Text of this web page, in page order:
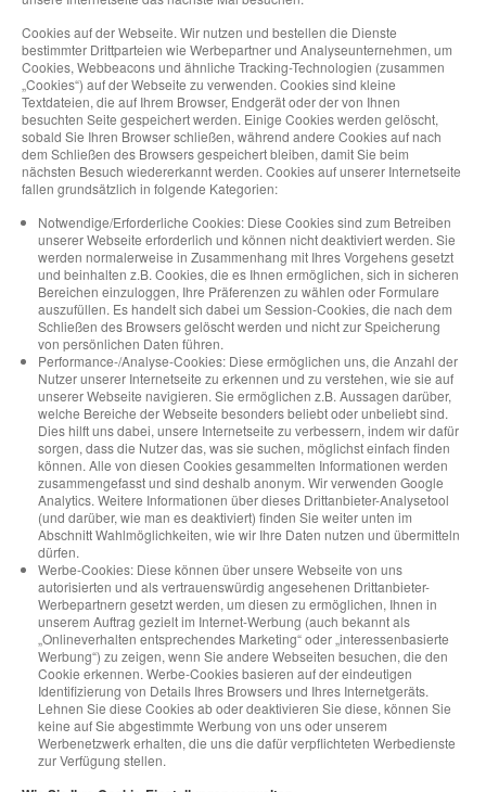
Cookies auf der Webseite. Wir nutzen und bestellen die Dienste
bestimmter Drittparteien wie Werbepartner und Analyseunternehmen, um
Cookies, Webbeacons und ähnliche Tracking-Technologien (zusammen
„Cookies“) auf der Webseite zu verwenden. Cookies sind kleine
Textdateien, die auf Ihrem Browser, Endgerät oder der von Ihnen
besuchten Seite gespeichert werden. Einige Cookies werden gelöscht,
sobald Sie Ihren Browser schließen, während andere Cookies auf nach
dem Schließen des Browsers gespeichert bleiben, damit Sie beim
nächsten Besuch wiedererkannt werden. Cookies auf unserer Internetseite
fallen grundsätzlich in folgende Kategorien:
Notwendige/Erforderliche Cookies: Diese Cookies sind zum Betreiben
unserer Webseite erforderlich und können nicht deaktiviert werden. Sie
werden normalerweise in Zusammenhang mit Ihres Vorgehens gesetzt
und beinhalten z.B. Cookies, die es Ihnen ermöglichen, sich in sicheren
Bereichen einzuloggen, Ihre Präferenzen zu wählen oder Formulare
auszufüllen. Es handelt sich dabei um Session-Cookies, die nach dem
Schließen des Browsers gelöscht werden und nicht zur Speicherung
von persönlichen Daten führen.
Performance-/Analyse-Cookies: Diese ermöglichen uns, die Anzahl der
Nutzer unserer Internetseite zu erkennen und zu verstehen, wie sie auf
unserer Webseite navigieren. Sie ermöglichen z.B. Aussagen darüber,
welche Bereiche der Webseite besonders beliebt oder unbeliebt sind.
Dies hilft uns dabei, unsere Internetseite zu verbessern, indem wir dafür
sorgen, dass die Nutzer das, was sie suchen, möglichst einfach finden
können. Alle von diesen Cookies gesammelten Informationen werden
zusammengefasst und sind deshalb anonym. Wir verwenden Google
Analytics. Weitere Informationen über dieses Drittanbieter-Analysetool
(und darüber, wie man es deaktiviert) finden Sie weiter unten im
Abschnitt Wahlmöglichkeiten, wie wir Ihre Daten nutzen und übermitteln
dürfen.
Werbe-Cookies: Diese können über unsere Webseite von uns
autorisierten und als vertrauenswürdig angesehenen Drittanbieter-
Werbepartnern gesetzt werden, um diesen zu ermöglichen, Ihnen in
unserem Auftrag gezielt im Internet-Werbung (auch bekannt als
„Onlineverhalten entsprechendes Marketing“ oder „interessenbasierte
Werbung“) zu zeigen, wenn Sie andere Webseiten besuchen, die den
Cookie erkennen. Werbe-Cookies basieren auf der eindeutigen
Identifizierung von Details Ihres Browsers und Ihres Internetgeräts.
Lehnen Sie diese Cookies ab oder deaktivieren Sie diese, können Sie
keine auf Sie abgestimmte Werbung von uns oder unserem
Werbenetzwerk erhalten, die uns die dafür verpflichteten Werbedienste
zur Verfügung stellen.